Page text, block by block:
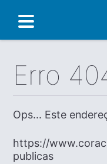
Erro
Ops... Este
https://
publicas